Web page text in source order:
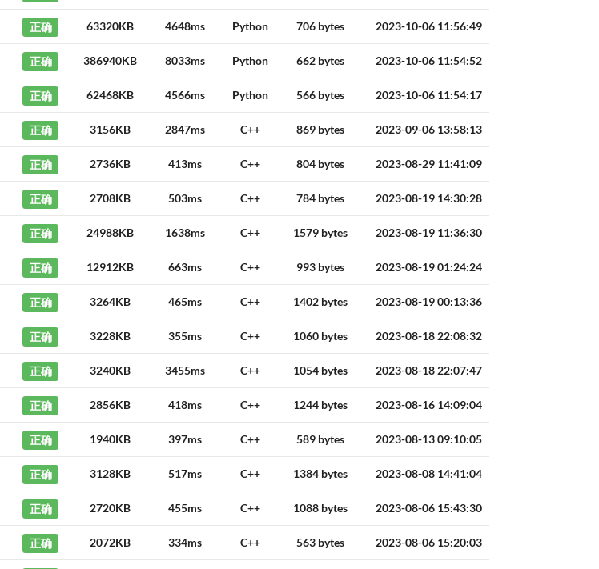
正确 63320KB 4648ms Python 706 bytes 2023-10-06 11:56:49
正确 386940KB 8033ms Python 662 bytes 2023-10-06 11:54:52
正确 62468KB 4566ms Python 566 bytes 2023-10-06 11:54:17
正确 3156KB 2847ms C++ 869 bytes 2023-09-06 13:58:13
正确 2736KB 413ms C++ 804 bytes 2023-08-29 11:41:09
正确 2708KB 503ms C++ 784 bytes 2023-08-19 14:30:28
正确 24988KB 1638ms C++ 1579 bytes 2023-08-19 11:36:30
正确 12912KB 663ms C++ 993 bytes 2023-08-19 01:24:24
正确 3264KB 465ms C++ 1402 bytes 2023-08-19 00:13:36
正确 3228KB 355ms C++ 1060 bytes 2023-08-18 22:08:32
正确 3240KB 3455ms C++ 1054 bytes 2023-08-18 22:07:47
正确 2856KB 418ms C++ 1244 bytes 2023-08-16 14:09:04
正确 1940KB 397ms C++ 589 bytes 2023-08-13 09:10:05
正确 3128KB 517ms C++ 1384 bytes 2023-08-08 14:41:04
正确 2720KB 455ms C++ 1088 bytes 2023-08-06 15:43:30
正确 2072KB 334ms C++ 563 bytes 2023-08-06 15:20:03